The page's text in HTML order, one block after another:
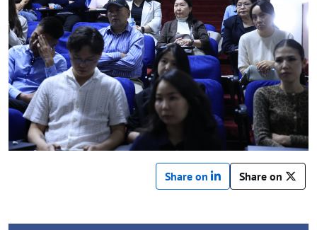
Share on Share on